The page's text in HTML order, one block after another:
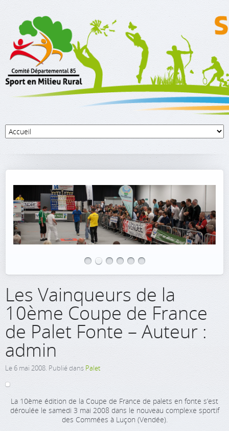
Les Vainqueurs de la
10ème Coupe de France
de Palet Fonte – Auteur :
admin
Le6 mai 2008. Publié dans Palet
La 10ème édition de la Coupe de France de palets en fonte s’est
déroulée le samedi 3 mai 2008 dans le nouveau complexe sportif
des Commées à Luçon (Vendée).